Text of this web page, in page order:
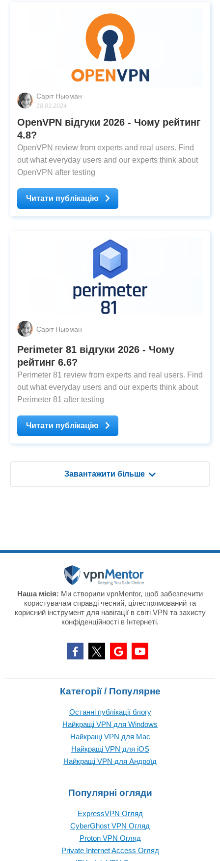
Саріт Ньюман
18.03.2024
OpenVPN відгуки 2026 - Чому рейтинг
4.8?
OpenVPN review from experts and real users. Find
out what everyday users and our experts think about
OpenVPN after testing
Читати публікацію
Саріт Ньюман
Perimeter 81 відгуки 2026 - Чому
рейтинг 6.6?
Perimeter 81 review from experts and real users. Find
out what everyday users and our experts think about
Perimeter 81 after testing
Читати публікацію
Завантажити більше
Наша місія: Ми створили vpnMentor, щоб забезпечити
користувачам справді чесний, цілеспрямований та
корисний інструмент для навігації в світі VPN та захисту
конфіденційності в Інтернеті.
Категорії / Популярне
Останні публікації блогу
Найкращі VPN для Windows
Найкращі VPN для Mac
Найкращі VPN для iOS
Найкращі VPN для Андроїд
Популярні огляди
ExpressVPN Огляд
CyberGhost VPN Огляд
Proton VPN Огляд
Private Internet Access Огляд